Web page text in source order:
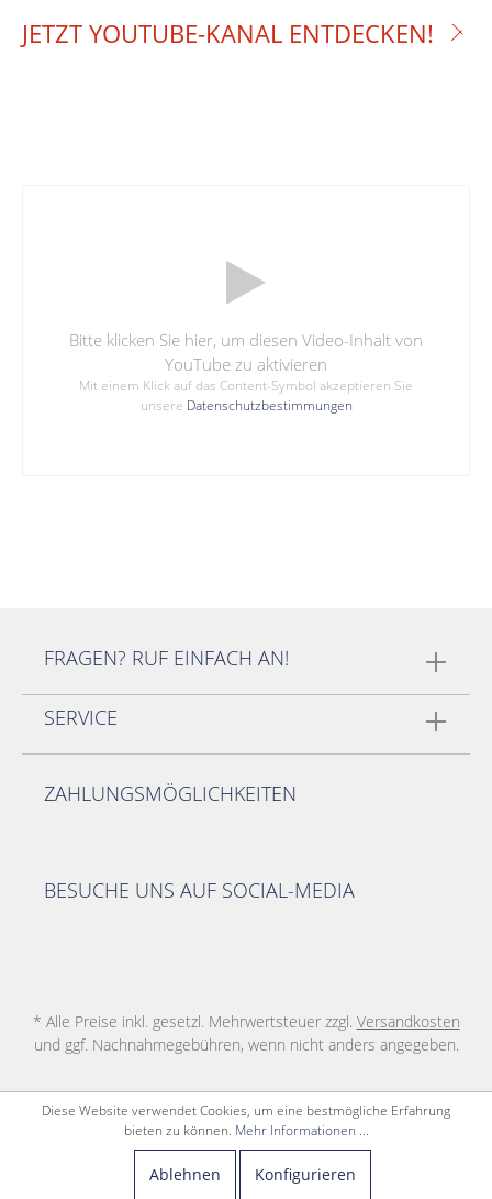
JETZT YOUTUBE-KANAL ENTDECKEN!
Bitte klicken Sie hier, um diesen Video-Inhalt von
YouTube zu aktivieren
Mit einem Klick auf das Content-Symbol akzeptieren Sie
unsere Datenschutzbestimmungen
FRAGEN? RUF EINFACH AN!
SERVICE
ZAHLUNGSMÖGLICHKEITEN
BESUCHE UNS AUF SOCIAL-MEDIA
* Alle Preise inkl. gesetzl. Mehrwertsteuer zzgl. Versandkosten
und ggf. Nachnahmegebühren, wenn nicht anders angegeben.
Diese Website verwendet Cookies, um eine bestmögliche Erfahrung
bieten zu können. Mehr Informationen ...
Ablehnen Konfigurieren